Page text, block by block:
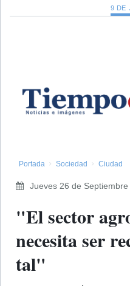
9 DE
Portada Sociedad Ciudad
Jueves 26 de
"El sector
necesita ser
tal"